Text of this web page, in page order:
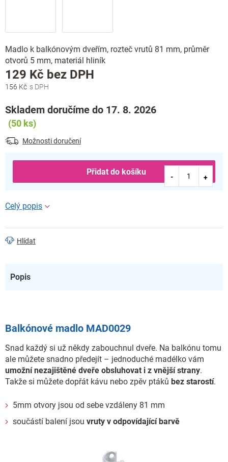
Madlo k balkónovým dveřím, rozteč vrutů 81 mm, průměr
otvorů 5 mm, materiál hliník
156 Kč
129 Kč bez DPH
Skladem doručíme do 17. 8. 2026
(50 ks)
Možnosti doručení
Přidat do košíku
Hlídat
Popis
Balkónové madlo MAD0029
Snad každý si už někdy zabouchnul dveře. Na balkónu tomu
ale můžete snadno předejít – jednoduché madélko vám
umožní nezajištěné dveře obsluhovat i z vnější strany.
Takže si můžete dopřát kávu nebo zpěv ptáků bez starostí.
5mm otvory jsou od sebe vzdáleny 81 mm
součástí balení jsou vruty v odpovídající barvě